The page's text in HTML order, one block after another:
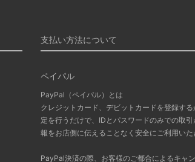
支払い方法について
ペイパル
PayPal（ペイパル）とは
クレジットカード、デビットカードを登録す
定を行うだけで、IDとパスワードのみでの取
報をお店側に伝えることなく安全にご利用いた
PayPal決済の際、お客様のご都合によるキャ